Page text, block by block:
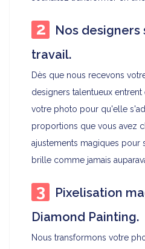
Nos
travail.
Dès que nous recevons
designers talentueux
votre photo pour qu'elle
proportions que vous avez
ajustements magiques pour
brille comme jamais
Pixelisation
Diamond Painting.
Nous transformons votre